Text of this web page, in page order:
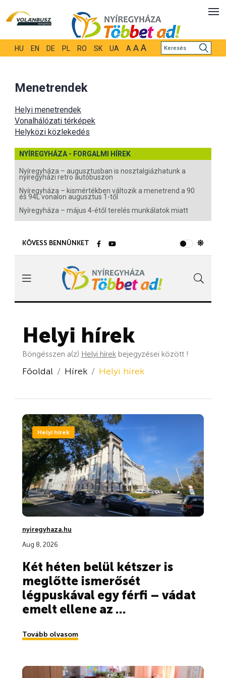
HU EN DE PL RO SK UA A A A
Menetrendek
Helyi menetrendek
Vonalhálózati térképek
Helyközi közlekedés
NYÍREGYHÁZA - FORGALMI HÍREK
Nyíregyháza – augusztusban is nosztalgiázhatunk a
nyíregyházi retro autóbuszon
Nyíregyháza – kismértékben változik a menetrend a 90
és 94L vonalon augusztus 1-től
Nyíregyháza – május 4-étől terelés munkálatok miatt